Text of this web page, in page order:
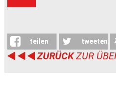
teilen tweeten
ZURÜCKZUR